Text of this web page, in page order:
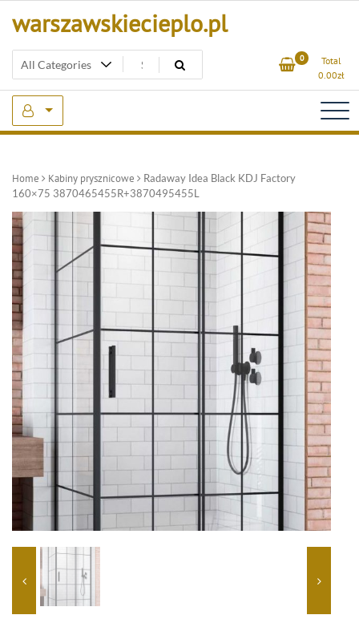
warszawskiecieplo.pl
0
Total
0.00zł
Home Kabiny prysznicowe
Radaway Idea Black KDJ Factory
160×75 3870465455R+3870495455L